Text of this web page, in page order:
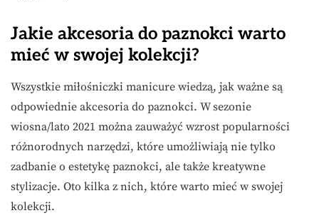
Jakie akcesoria do paznokci warto
mieć w swojej kolekcji?
Wszystkie miłośniczki manicure wiedzą, jak ważne są
odpowiednie akcesoria do paznokci. W sezonie
wiosna/lato 2021 można zauważyć wzrost popularności
różnorodnych narzędzi, które umożliwiają nie tylko
zadbanie o estetykę paznokci, ale także kreatywne
stylizacje. Oto kilka z nich, które warto mieć w swojej
kolekcji.